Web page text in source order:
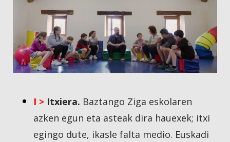
I > Itxiera. Baztango Ziga eskolaren
azken egun eta asteak dira hauexek; itxi
egingo dute, ikasle falta medio. Euskadi